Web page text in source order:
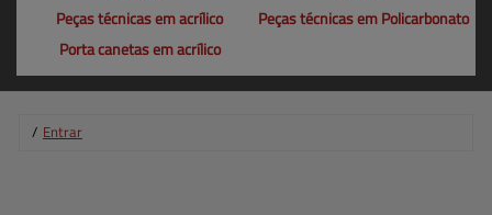
Peças técnicas em acrílico
Peças técnicas em Policarbonato
Porta canetas em acrílico
/ Entrar